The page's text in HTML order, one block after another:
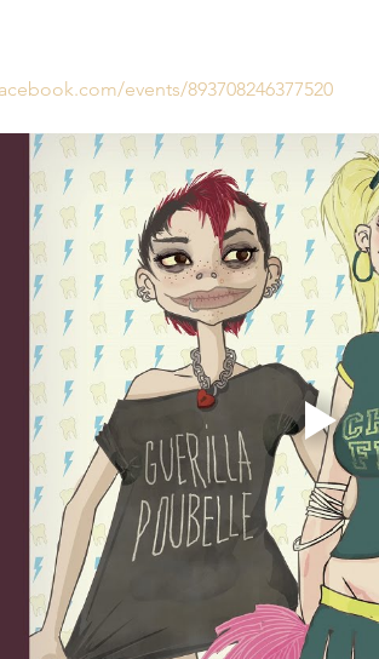
events/893708246377520